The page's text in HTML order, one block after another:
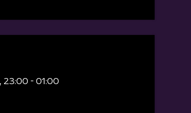
23:00 - 01:00